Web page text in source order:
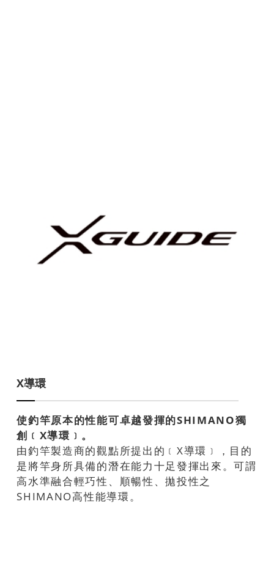
X導環
使釣竿原本的性能可卓越發揮的SHIMANO獨
創﹝X導環﹞。
由釣竿製造商的觀點所提出的﹝X導環﹞，目的
是將竿身所具備的潛在能力十足發揮出來。可謂
高水準融合輕巧性、順暢性、拋投性之
SHIMANO高性能導環。